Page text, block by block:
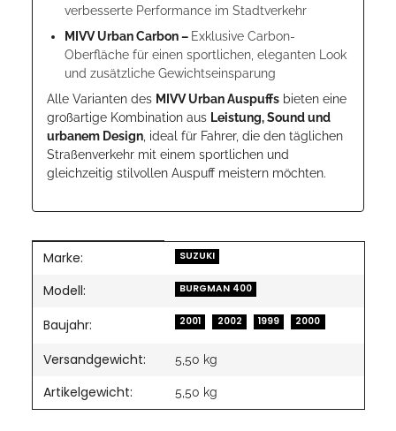
verbesserte Performance im Stadtverkehr
MIVV Urban Carbon – Exklusive Carbon-
Oberfläche für einen sportlichen, eleganten Look
und zusätzliche Gewichtseinsparung
Alle Varianten des MIVV Urban Auspuffs bieten eine
großartige Kombination aus Leistung, Sound und
urbanem Design , ideal für Fahrer, die den täglichen
Straßenverkehr mit einem sportlichen und
gleichzeitig stilvollen Auspuff meistern möchten.
Produkteigenschaft
Wert
Marke: SUZUKI
Modell: BURGMAN 400
Baujahr: 2001 2002 1999 2000
Versandgewicht: 5,50 kg
Artikelgewicht: 5,50 kg